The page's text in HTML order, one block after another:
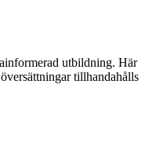
utbildning. Här
tillhandahålls